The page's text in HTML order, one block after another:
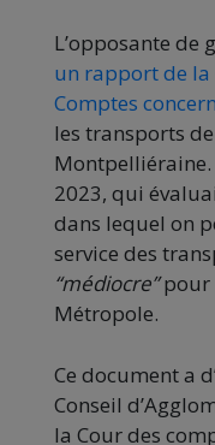
L’opposante de
un rapport de la
Comptes
les transports
2023, qui
dans lequel on
service des
“médiocre”pour
Métropole.
Ce document a
Conseil
la Cour des